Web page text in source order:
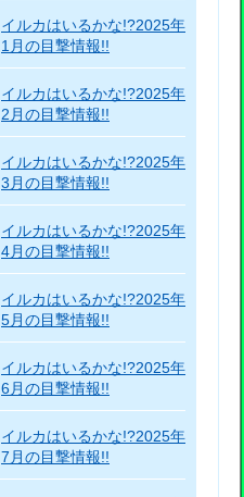
イルカはいるかな!?2025年
1月の目撃情報!!
イルカはいるかな!?2025年
2月の目撃情報!!
イルカはいるかな!?2025年
3月の目撃情報!!
イルカはいるかな!?2025年
4月の目撃情報!!
イルカはいるかな!?2025年
5月の目撃情報!!
イルカはいるかな!?2025年
6月の目撃情報!!
イルカはいるかな!?2025年
7月の目撃情報!!